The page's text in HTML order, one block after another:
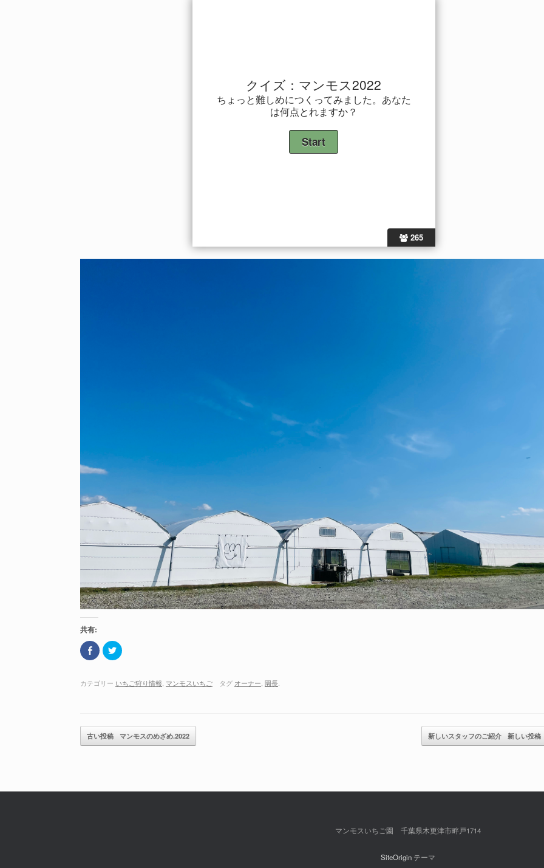
265
クイズ：マンモス2022
ちょっと難しめにつくってみました。あなた
は何点とれますか？
共有:
F
a
o
(
新
し
で
ク
リ
し
て
e
r
で
ウ
カテゴリー いちご狩り情報 マンモスいちご タグ オーナー 園長
記事のナビゲーション
古い投稿 マンモスのめざめ.2022 新しいスタッフのご紹介 新しい投稿
マンモスいちご園 千葉県木更津市畔戸1714
SiteOrigin テーマ